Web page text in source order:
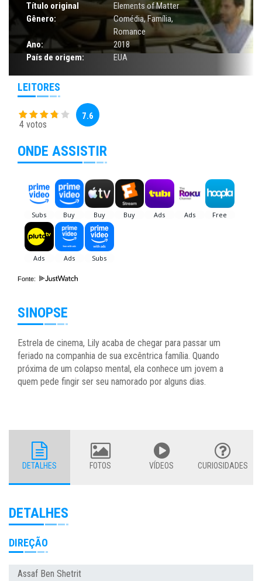
Título original
Elements of Matter
Gênero:
Comédia,Família,
Romance
Ano:
2018
País de origem:
EUA
LEITORES
4 votos
7.6
ONDE ASSISTIR
Fonte:
SINOPSE
Estrela de cinema, Lily acaba de chegar para passar um
feriado na companhia de sua excêntrica família. Quando
próxima de um colapso mental, ela conhece um jovem a
quem pede fingir ser seu namorado por alguns dias.
DETALHES FOTOS VÍDEOS CURIOSIDADES
DETALHES
DIREÇÃO
Assaf Ben Shetrit